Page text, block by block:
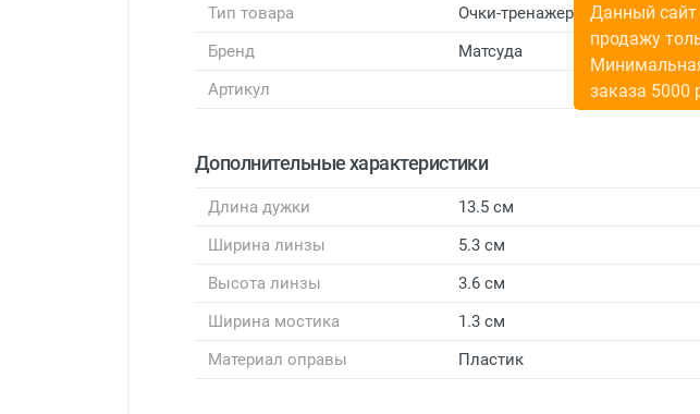
Тип товара
Очки-тренажеры
Бренд
Матсуда
Артикул
Дополнительные характеристики
Длина дужки
13.5 см
Ширина линзы
5.3 см
Высота линзы
3.6 см
Ширина мостика
1.3 см
Материал оправы
Пластик
Данный сайт
продажу
заказа 5000